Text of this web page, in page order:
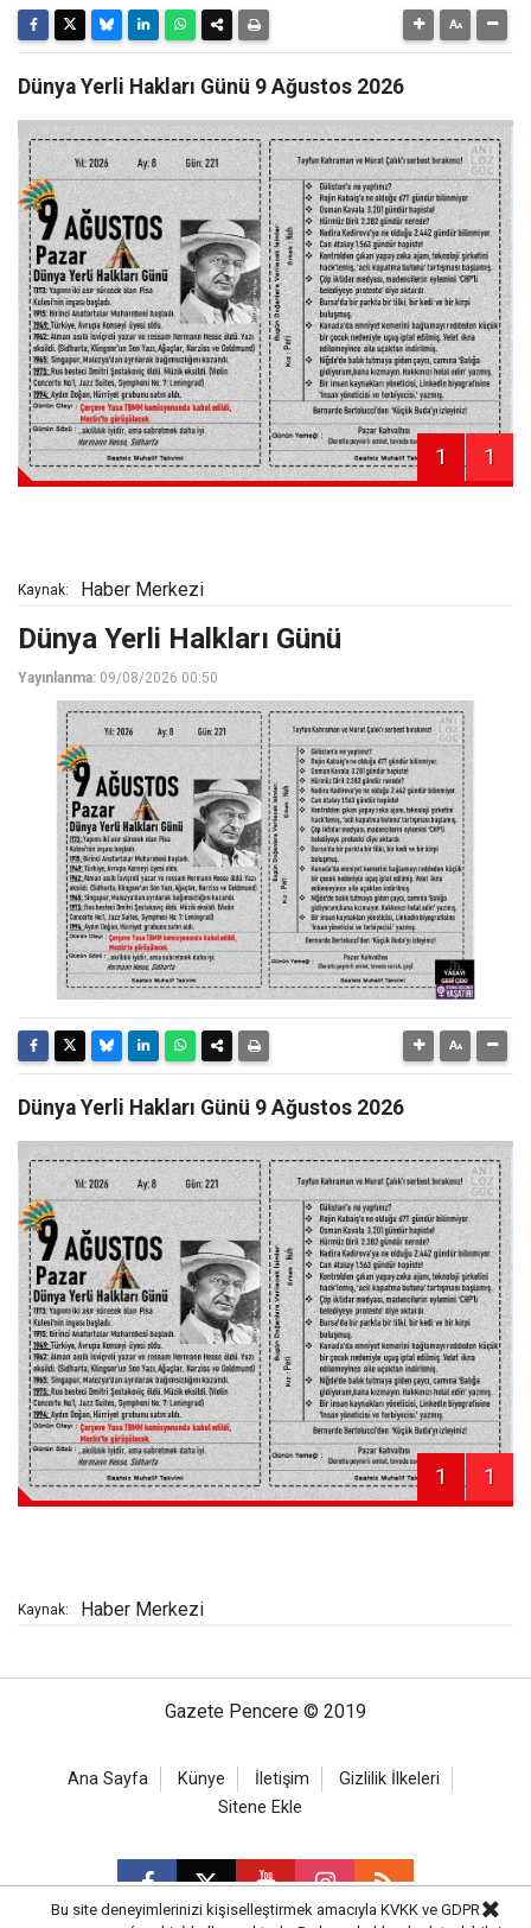
Dünya Yerli Hakları Günü 9 Ağustos 2026
1 1
Kaynak: Haber Merkezi
Dünya Yerli Halkları Günü
Yayınlanma: 09/08/2026 00:50
Dünya Yerli Hakları Günü 9 Ağustos 2026
1 1
Kaynak: Haber Merkezi
Gazete Pencere © 2019
Ana Sayfa Künye İletişim
Gizlilik İlkeleri
Sitene Ekle
Bu site deneyimlerinizi kişiselleştirmek amacıyla KVKK ve GDPR